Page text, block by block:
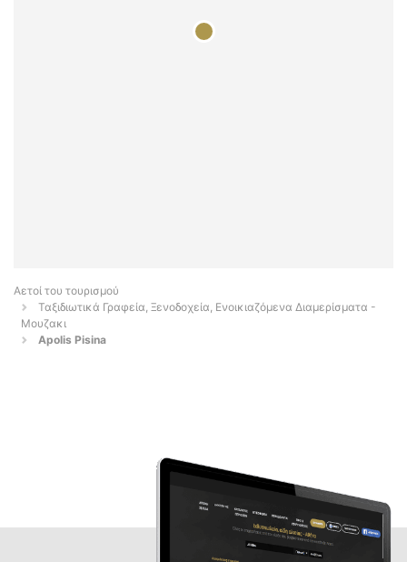
Αετοί του τουρισμού
Ταξιδιωτικά Γραφεία, Ξενοδοχεία, Ενοικιαζόμενα Διαμερίσματα -
Μουζακι
Apolis Pisina